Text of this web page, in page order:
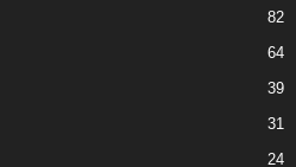
82
64
39
31
24